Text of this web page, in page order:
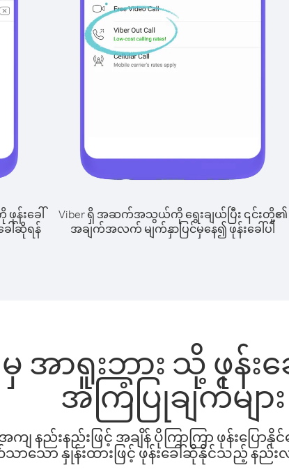
န်းခေါ်
ေါ်ဆိုရန်
Viber ရှိ အဆက်အသွယ်ကို ရွေးချယ်ပြီး ၎င်းတို့၏
အချက်အလက် မျက်နှာပြင်မှနေ၍ ဖုန်းခေါ်ပါ
အာရူးဘား သို့ ဖုန်း
အကြံပြုချက်များ
နည်းနည်းဖြင့် အချိန် ပိုကြာကြာ ဖုန်းပြ
ာသော နှုန်းထားဖြင့် ဖုန်းခေါ်ဆိုနိုင်သည့် နည်း